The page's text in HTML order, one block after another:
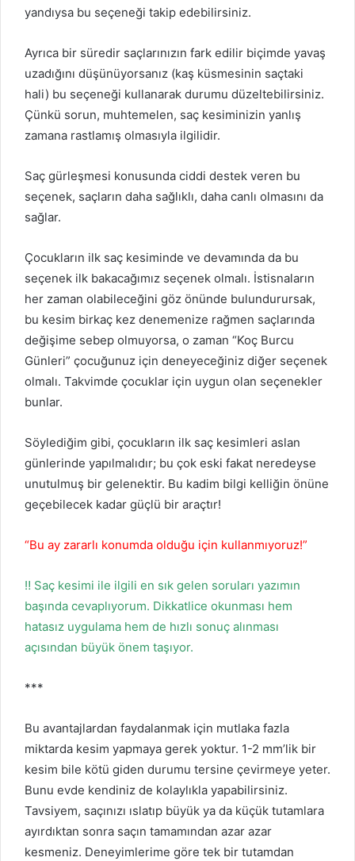
yandıysa bu seçeneği takip edebilirsiniz.
Ayrıca bir süredir saçlarınızın fark edilir biçimde yavaş
uzadığını düşünüyorsanız (kaş küsmesinin saçtaki
hali) bu seçeneği kullanarak durumu düzeltebilirsiniz.
Çünkü sorun, muhtemelen, saç kesiminizin yanlış
zamana rastlamış olmasıyla ilgilidir.
Saç gürleşmesi konusunda ciddi destek veren bu
seçenek, saçların daha sağlıklı, daha canlı olmasını da
sağlar.
Çocukların ilk saç kesiminde ve devamında da bu
seçenek ilk bakacağımız seçenek olmalı. İstisnaların
her zaman olabileceğini göz önünde bulundurursak,
bu kesim birkaç kez denemenize rağmen saçlarında
değişime sebep olmuyorsa, o zaman “Koç Burcu
Günleri” çocuğunuz için deneyeceğiniz diğer seçenek
olmalı. Takvimde çocuklar için uygun olan seçenekler
bunlar.
Söylediğim gibi, çocukların ilk saç kesimleri aslan
günlerinde yapılmalıdır; bu çok eski fakat neredeyse
unutulmuş bir gelenektir. Bu kadim bilgi kelliğin önüne
geçebilecek kadar güçlü bir araçtır!
“Bu ay zararlı konumda olduğu için kullanmıyoruz!”
‼️ Saç kesimi ile ilgili en sık gelen soruları yazımın
başında cevaplıyorum. Dikkatlice okunması hem
hatasız uygulama hem de hızlı sonuç alınması
açısından büyük önem taşıyor.
***
Bu avantajlardan faydalanmak için mutlaka fazla
miktarda kesim yapmaya gerek yoktur. 1-2 mm’lik bir
kesim bile kötü giden durumu tersine çevirmeye yeter.
Bunu evde kendiniz de kolaylıkla yapabilirsiniz.
Tavsiyem, saçınızı ıslatıp büyük ya da küçük tutamlara
ayırdıktan sonra saçın tamamından azar azar
kesmeniz. Deneyimlerime göre tek bir tutamdan